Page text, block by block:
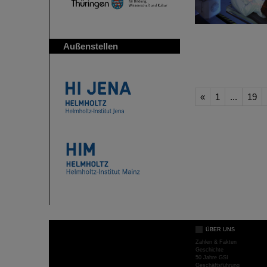
Außenstellen
« 1 ... 19
ÜBER UNS
Zahlen & Fakten
Geschichte
50 Jahre GSI
Geschäftsführung